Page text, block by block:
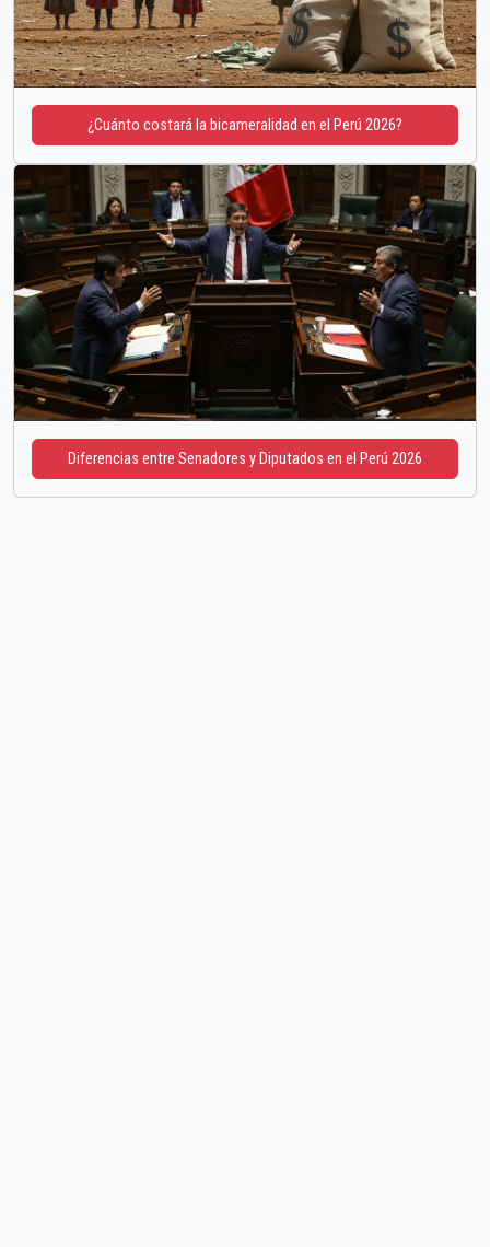
¿Cuánto costará la bicameralidad en el Perú 2026?
Diferencias entre Senadores y Diputados en el Perú 2026